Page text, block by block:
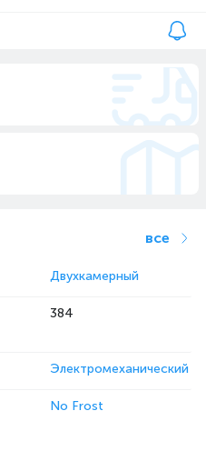
все
Двухкамерный
384
Электромеханический
No Frost